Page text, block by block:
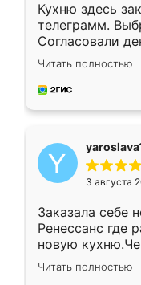
Кухню здесь
телеграмм.
Согласовали
недели кухня
довольны
мебель за
Читать полностью
3 августа
Заказала себе
Ренессанс где
новую
вполне
два года,
Читать полностью